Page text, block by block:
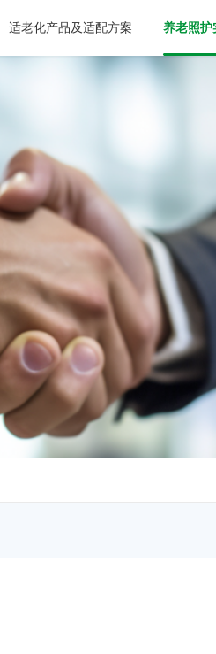
适老化产品及适配方案 养老照护